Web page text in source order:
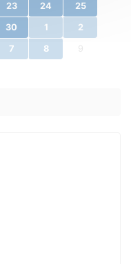
23 24 25
30 1 2
7 8 9